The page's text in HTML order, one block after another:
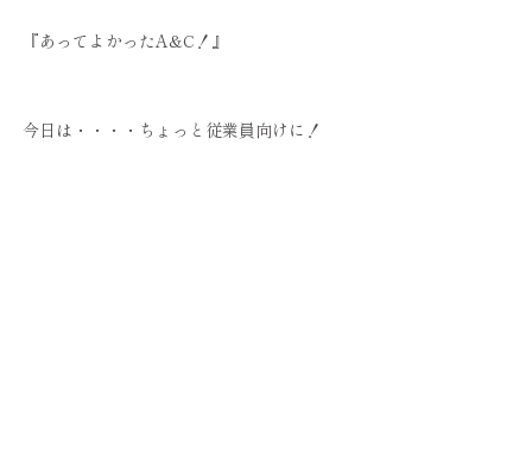
『あってよかったA&C！』
今日は・・・・ちょっと従業員向けに！